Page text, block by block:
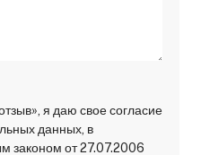
я даю свое согласие
данных, в
законом от 27.07.2006